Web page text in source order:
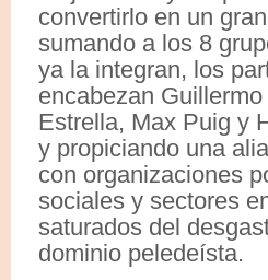
convertirlo en un
sumando a los 8
ya la integran, los
encabezan
Estrella, Max Puig y
y propiciando una
con organizaciones
sociales y sectores
saturados del
dominio peledeísta.